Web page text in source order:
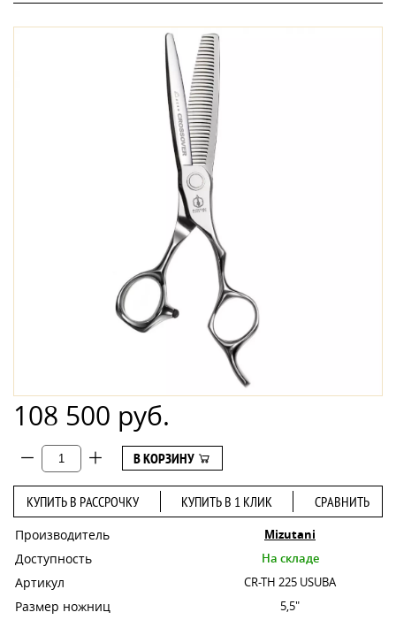
108 500 руб.
В КОРЗИНУ
КУПИТЬ В РАССРОЧКУ КУПИТЬ В 1 КЛИК СРАВНИТЬ
Производитель Mizutani
Доступность На складе
Артикул CR-TH 225 USUBA
Размер ножниц 5,5"